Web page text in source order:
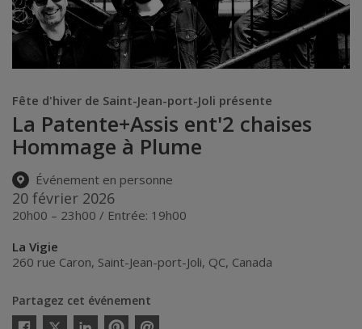
Fête d'hiver de Saint-Jean-port-Joli présente
La Patente+Assis ent'2 chaises
Hommage à Plume
Événement en personne
20 février 2026
20h00 – 23h00 / Entrée: 19h00
La Vigie
260 rue Caron, Saint-Jean-port-Joli, QC, Canada
Partagez cet événement
Twitter